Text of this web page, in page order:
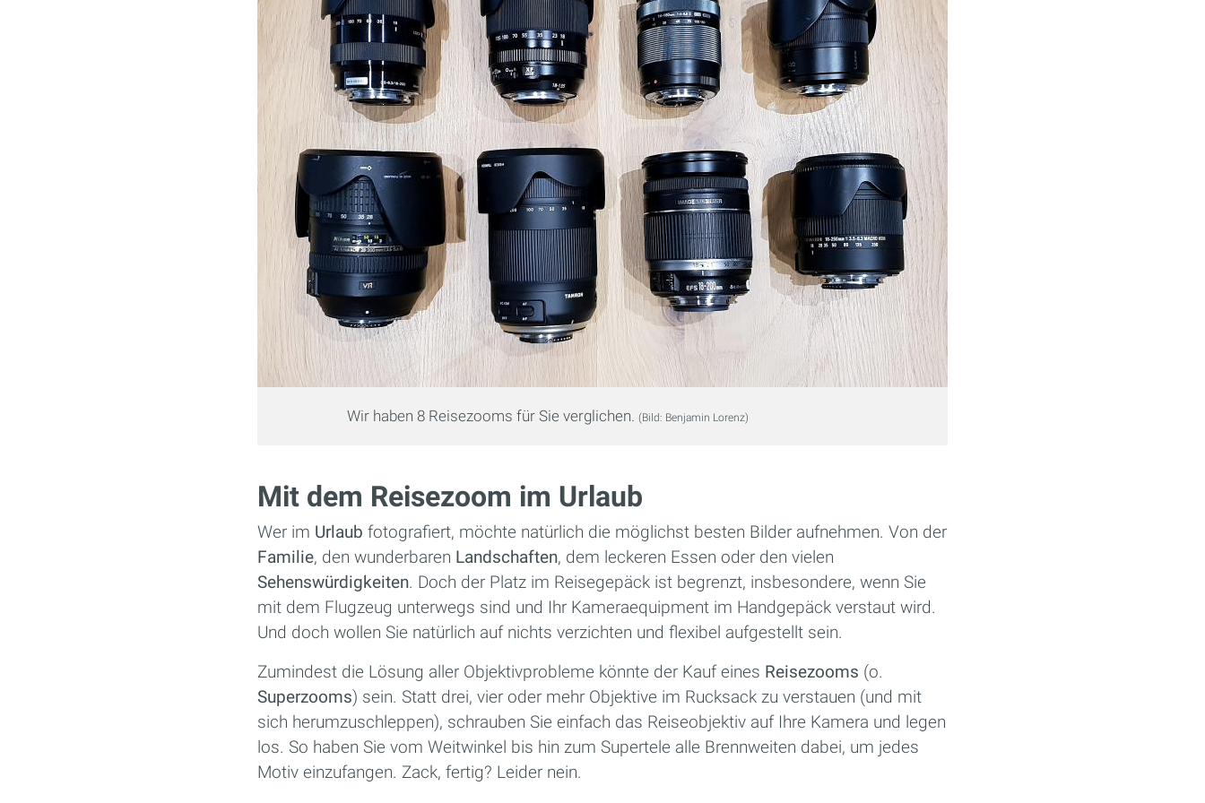
Wir haben 8 Reisezooms für Sie verglichen. (Bild: Benjamin Lorenz)
Mit dem Reisezoom im Urlaub
Wer im Urlaub fotografiert, möchte natürlich die möglichst besten Bilder aufnehmen. Von der
Familie, den wunderbaren Landschaften, dem leckeren Essen oder den vielen
Sehenswürdigkeiten. Doch der Platz im Reisegepäck ist begrenzt, insbesondere, wenn Sie
mit dem Flugzeug unterwegs sind und Ihr Kameraequipment im Handgepäck verstaut wird.
Und doch wollen Sie natürlich auf nichts verzichten und flexibel aufgestellt sein.
Zumindest die Lösung aller Objektivprobleme könnte der Kauf eines Reisezooms (o.
Superzooms) sein. Statt drei, vier oder mehr Objektive im Rucksack zu verstauen (und mit
sich herumzuschleppen), schrauben Sie einfach das Reiseobjektiv auf Ihre Kamera und legen
los. So haben Sie vom Weitwinkel bis hin zum Supertele alle Brennweiten dabei, um jedes
Motiv einzufangen. Zack, fertig? Leider nein.